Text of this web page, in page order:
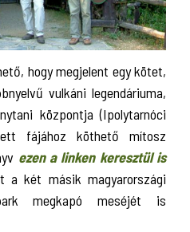
hogy megjelent egy kötet,
vulkáni legendáriuma,
központja (Ipolytarnóci
fájához köthető mítosz
ezen a linken keresztül is
a két másik magyarországi
megkapó meséjét is